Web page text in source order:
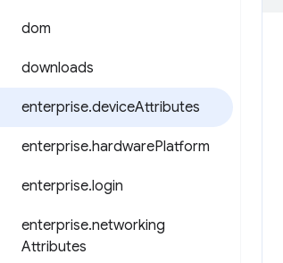
dom
downloads
enterprise.deviceAttributes
enterprise.hardwarePlatform
enterprise.login
enterprise.networking
Attributes